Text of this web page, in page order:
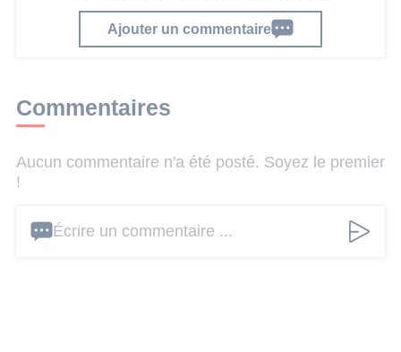
Ajouter un commentaire
Commentaires
Aucun commentaire n'a été posté. Soyez le premier
!
Écrire un commentaire ...